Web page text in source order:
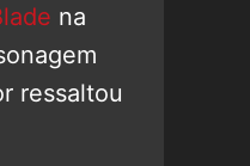
na
ressaltou